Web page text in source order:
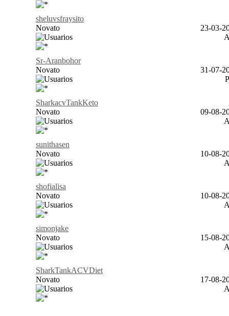
sheluvsfraysito
Novato
23-03-
Sr-Aranbohor
Novato
31-07-
SharkacvTankKeto
Novato
09-08-
sunithasen
Novato
10-08-
shofialisa
Novato
10-08-
simonjake
Novato
15-08-
SharkTankACVDiet
Novato
17-08-